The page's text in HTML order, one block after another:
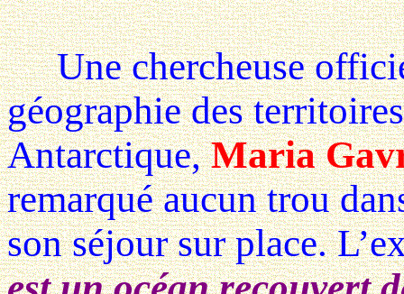
Une chercheuse
géographie des
Antarctique,Maria
remarqué aucun trou
son séjour sur place.